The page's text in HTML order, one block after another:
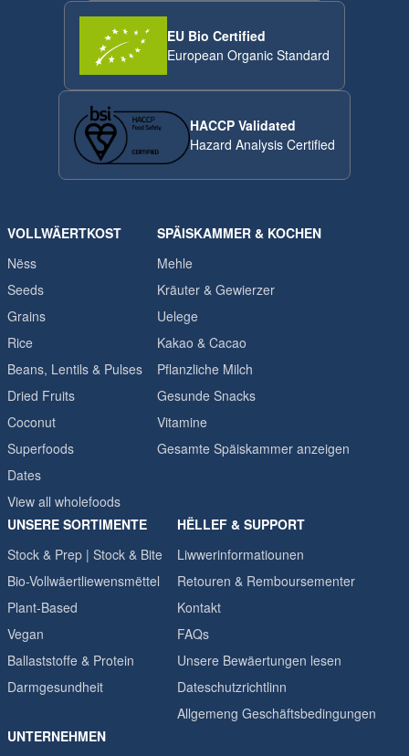
EU Bio Certified
European Organic Standard
HACCP Validated
Hazard Analysis Certified
VOLLWÄERTKOST
Nëss
Seeds
Grains
Rice
Beans, Lentils & Pulses
Dried Fruits
Coconut
Superfoods
Dates
View all wholefoods
SPÄISKAMMER & KOCHEN
Mehle
Kräuter & Gewierzer
Uelege
Kakao & Cacao
Pflanzliche Milch
Gesunde Snacks
Vitamine
Gesamte Späiskammer anzeigen
UNSERE SORTIMENTE
Stock & Prep | Stock & Bite
Bio-Vollwäertliewensmëttel
Plant-Based
Vegan
Ballaststoffe & Protein
Darmgesundheit
HËLLEF & SUPPORT
Liwwerinformatiounen
Retouren & Remboursementer
Kontakt
FAQs
Unsere Bewäertungen lesen
Dateschutzrichtlinn
Allgemeng Geschäftsbedingungen
UNTERNEHMEN